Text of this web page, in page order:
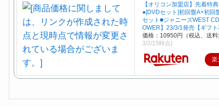
【オリコン加盟店】先着特
●[DVDセット]初回盤A+初回
セット■ジャニーズWEST
OWER】23/3/1発売【ギフ
価格：10950円（税込、送
3/2/15時点)
楽